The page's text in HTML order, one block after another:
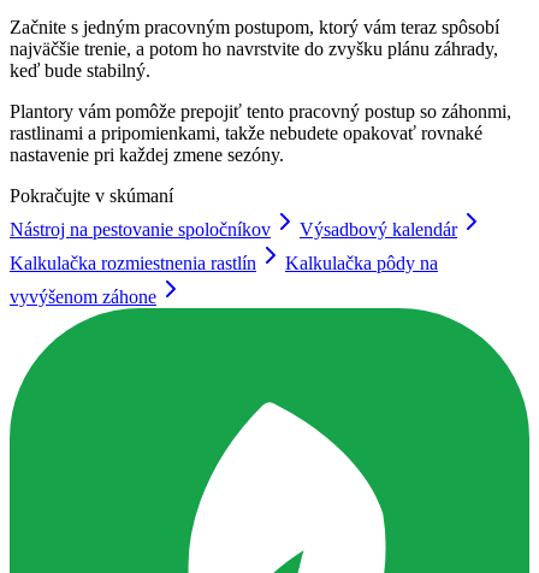
Začnite s jedným pracovným postupom, ktorý vám teraz spôsobí
najväčšie trenie, a potom ho navrstvite do zvyšku plánu záhrady,
keď bude stabilný.
Plantory vám pomôže prepojiť tento pracovný postup so záhonmi,
rastlinami a pripomienkami, takže nebudete opakovať rovnaké
nastavenie pri každej zmene sezóny.
Pokračujte v skúmaní
Nástroj na pestovanie spoločníkov
Výsadbový kalendár
Kalkulačka rozmiestnenia rastlín
Kalkulačka pôdy na
vyvýšenom záhone